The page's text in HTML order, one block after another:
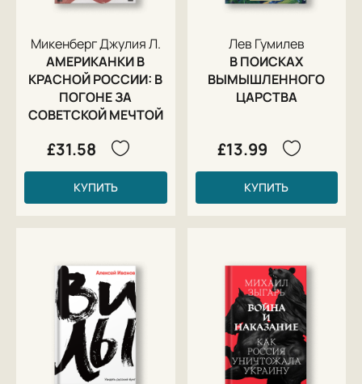
Микенберг Джулия Л.
АМЕРИКАНКИ В
КРАСНОЙ РОССИИ: В
ПОГОНЕ ЗА
СОВЕТСКОЙ МЕЧТОЙ
£31.58
КУПИТЬ
Лев Гумилев
В ПОИСКАХ
ВЫМЫШЛЕННОГО
ЦАРСТВА
£13.99
КУПИТЬ